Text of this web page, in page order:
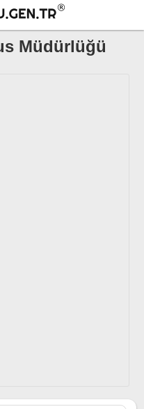
Müdürlüğü